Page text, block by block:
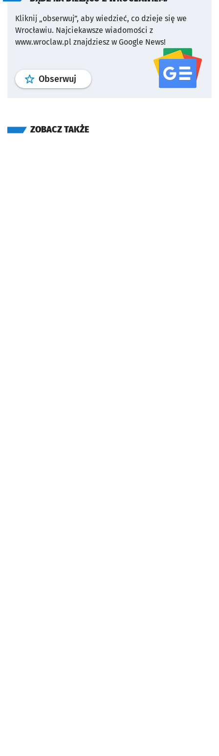
Kliknij „obserwuj”, aby wiedzieć, co dzieje się we
Wrocławiu. Najciekawsze wiadomości z
www.wroclaw.pl znajdziesz w Google News!
Obserwuj profil serwisu
ZOBACZ TAKŻE